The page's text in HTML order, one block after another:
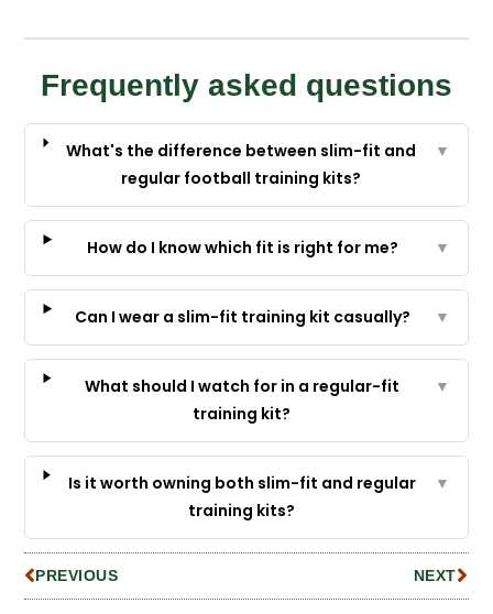
Frequently asked questions
What's the difference between slim-fit and
regular football training kits?
▼
How do I know which fit is right for me? ▼
Can I wear a slim-fit training kit casually? ▼
What should I watch for in a regular-fit
training kit?
▼
Is it worth owning both slim-fit and regular
training kits?
▼
PREVIOUS NEXT